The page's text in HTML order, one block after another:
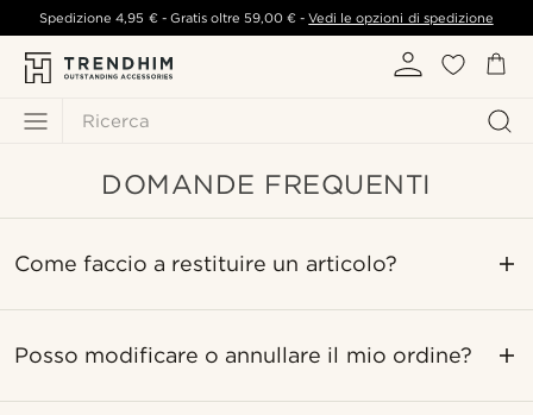
Ricerca
Spedizione4,95 €- Gratis oltre 59,00 € -Vedi le opzioni di spedizione
DOMANDE FREQUENTI
Come faccio a restituire un articolo?
Posso modificare o annullare il mio ordine?